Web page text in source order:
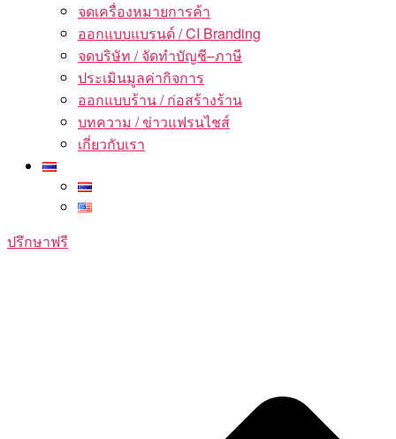
จดเครื่องหมายการค้า
ออกแบบแบรนด์ / CI Branding
จดบริษัท / จัดทำบัญชี–ภาษี
ประเมินมูลค่ากิจการ
ออกแบบร้าน / ก่อสร้างร้าน
บทความ / ข่าวแฟรนไชส์
เกี่ยวกับเรา
ปรึกษาฟรี